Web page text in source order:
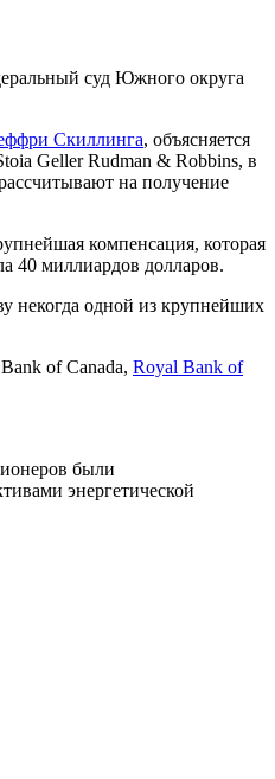
суд Южного округа
Скиллинга, объясняется
Geller Rudman & Robbins, в
на получение
компенсация, которая
40 миллиардов долларов.
некогда одной из крупнейших
of Canada, Royal Bank of
были
энергетической